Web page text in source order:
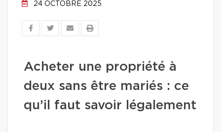
24 OCTOBRE 2025
Acheter une propriété à
deux sans être mariés : ce
qu’il faut savoir légalement